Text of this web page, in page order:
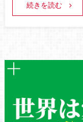
続きを読む